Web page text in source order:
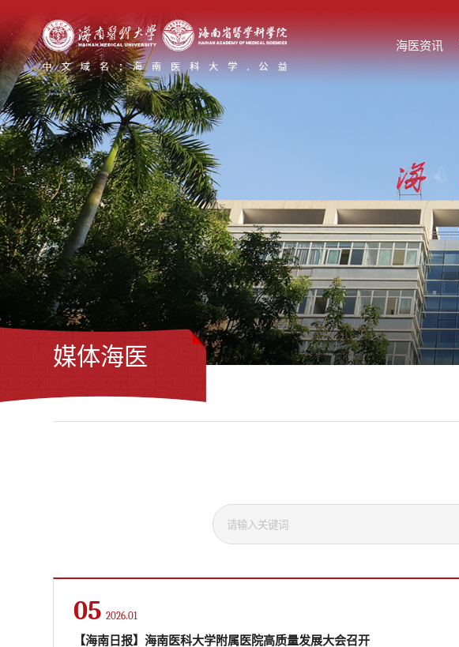
海医资讯
媒体海医
05 2026.01
【海南日报】海南医科大学附属医院高质量发展大会召开